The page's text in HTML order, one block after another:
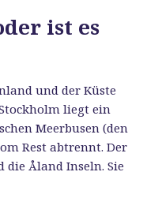
ist es
und der Küste
liegt ein
Meerbusen (den
Rest abtrennt. Der
die Åland Inseln. Sie